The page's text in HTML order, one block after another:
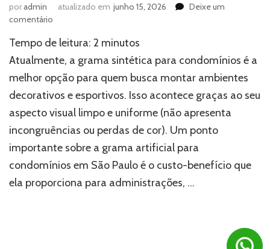
poradmin atualizado em junho 15, 2026
Deixe um
comentário
as
vantagens
grama
sintética
para
condomínios?
Tempo de leitura: 2 minutos
Atualmente, a grama sintética para condomínios é a
melhor opção para quem busca montar ambientes
decorativos e esportivos. Isso acontece graças ao seu
aspecto visual limpo e uniforme (não apresenta
incongruências ou perdas de cor). Um ponto
importante sobre a grama artificial para
condomínios em São Paulo é o custo-benefício que
ela proporciona para administrações, …